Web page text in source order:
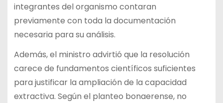
integrantes del organismo contaran
previamente con toda la documentación
necesaria para su análisis.
Además, el ministro advirtió que la resolución
carece de fundamentos científicos suficientes
para justificar la ampliación de la capacidad
extractiva. Según el planteo bonaerense, no